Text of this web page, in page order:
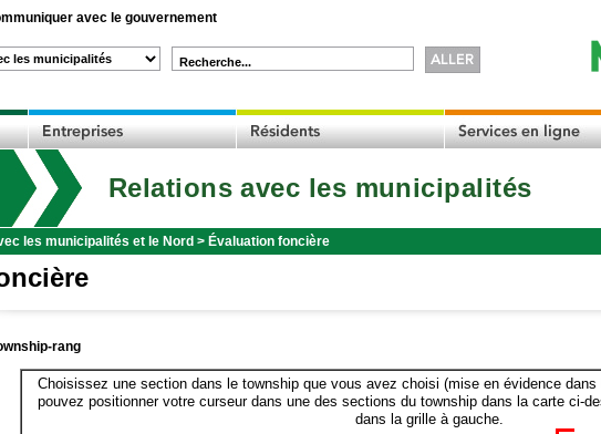
avec le gouvernement
Recherche...
Relations avec les municipalités
les municipalités et le Nord > Évaluation foncière
rang
Choisissez une section dans le township que vous avez choisi (mise en évidence
pouvez positionner votre curseur dans une des sections du township dans la carte ci-
dans la grille à gauche.